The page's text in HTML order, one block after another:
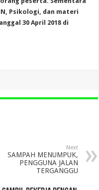
Psikologi, dan materi
30 April 2018 di
Next
SAMPAH MENUMPUK,
PENGGUNA JALAN
TERGANGGU